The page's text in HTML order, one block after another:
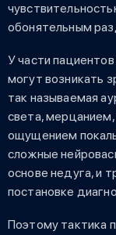
обонятельным
У части
могут возникать
так называемая
света, мерцанием,
ощущением
сложные
основе недуга, и
постановке
Поэтому тактика